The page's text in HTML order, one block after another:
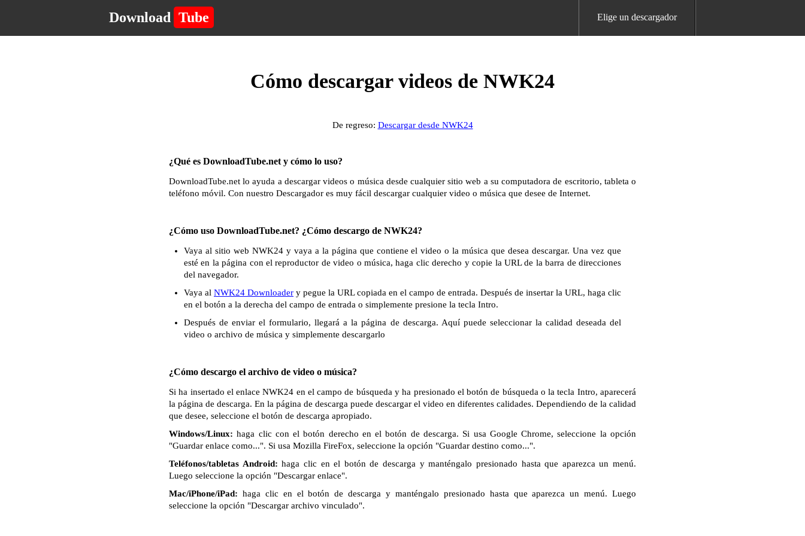
Download Tube Elige un descargador
Cómo descargar videos de NWK24
De regreso: Descargar desde NWK24
¿Qué es DownloadTube.net y cómo lo uso?
DownloadTube.net lo ayuda a descargar videos o música desde cualquier sitio web a su computadora de escritorio, tableta o
teléfono móvil. Con nuestro Descargador es muy fácil descargar cualquier video o música que desee de Internet.
¿Cómo uso DownloadTube.net? ¿Cómo descargo de NWK24?
Vaya al sitio web NWK24 y vaya a la página que contiene el video o la música que desea descargar. Una vez que
esté en la página con el reproductor de video o música, haga clic derecho y copie la URL de la barra de direcciones
del navegador.
Vaya al NWK24 Downloader y pegue la URL copiada en el campo de entrada. Después de insertar la URL, haga clic
en el botón a la derecha del campo de entrada o simplemente presione la tecla Intro.
Después de enviar el formulario, llegará a la página de descarga. Aquí puede seleccionar la calidad deseada del
video o archivo de música y simplemente descargarlo
¿Cómo descargo el archivo de video o música?
Si ha insertado el enlace NWK24 en el campo de búsqueda y ha presionado el botón de búsqueda o la tecla Intro, aparecerá
la página de descarga. En la página de descarga puede descargar el video en diferentes calidades. Dependiendo de la calidad
que desee, seleccione el botón de descarga apropiado.
Windows/Linux: haga clic con el botón derecho en el botón de descarga. Si usa Google Chrome, seleccione la opción
"Guardar enlace como...". Si usa Mozilla FireFox, seleccione la opción "Guardar destino como...".
Teléfonos/tabletas Android: haga clic en el botón de descarga y manténgalo presionado hasta que aparezca un menú.
Luego seleccione la opción "Descargar enlace".
Mac/iPhone/iPad: haga clic en el botón de descarga y manténgalo presionado hasta que aparezca un menú. Luego
seleccione la opción "Descargar archivo vinculado".